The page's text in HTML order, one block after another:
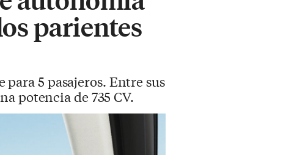
parientes
5 pasajeros. Entre sus
potencia de 735 CV.